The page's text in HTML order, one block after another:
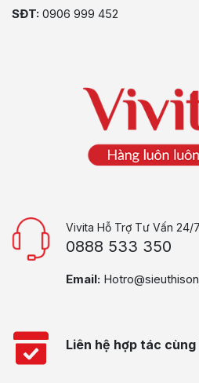
SĐT: 0906 999 452
Vivita Hỗ Trợ Tư Vấn 24/7
0888 533 350
Email:
Liên hệ hợp tác